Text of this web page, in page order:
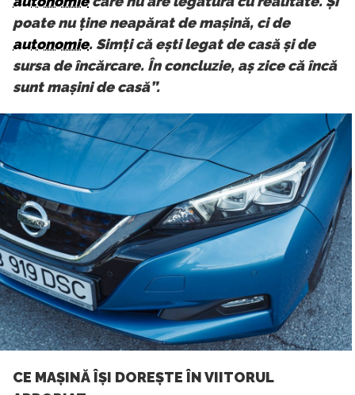
poate nu ține neapărat de mașină, ci de
autonomie. Simți că ești legat de casă și de
sursa de încărcare. În concluzie, aș zice că încă
sunt mașini de casă”.
CE MAȘINĂ ÎȘI DOREȘTE ÎN VIITORUL